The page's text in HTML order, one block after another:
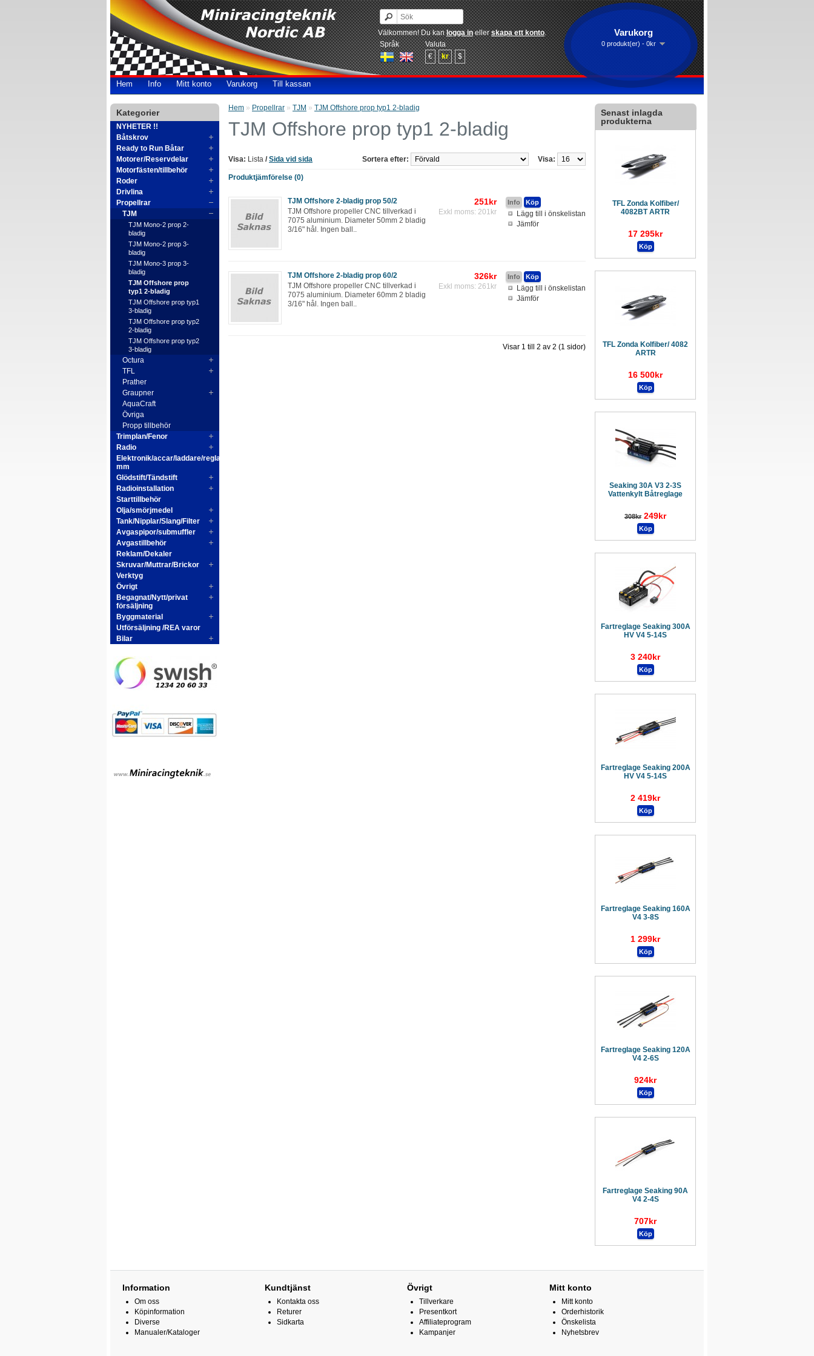
Språk
Valuta
€
kr $
Varukorg
0 produkt(er) - 0kr
Välkommen! Du kanlogga inellerskapa ett konto.
Hem Info Mitt konto Varukorg Till kassan
Kategorier
NYHETER !!
Båtskrov
Ready to Run Båtar
Motorer/Reservdelar
Motorfästen/tillbehör
Roder
Drivlina
Propellrar
TJM
TJM Mono-2 prop 2-
bladig
TJM Mono-2 prop 3-
bladig
TJM Mono-3 prop 3-
bladig
TJM Offshore prop
typ1 2-bladig
TJM Offshore prop typ1
3-bladig
TJM Offshore prop typ2
2-bladig
TJM Offshore prop typ2
3-bladig
Octura
TFL
Prather
Graupner
AquaCraft
Övriga
Propp tillbehör
Trimplan/Fenor
Radio
Elektronik/accar/laddare/reglage
mm
Glödstift/Tändstift
Radioinstallation
Starttillbehör
Olja/smörjmedel
Tank/Nipplar/Slang/Filter
Avgaspipor/submuffler
Avgastillbehör
Reklam/Dekaler
Skruvar/Muttrar/Brickor
Verktyg
Övrigt
Begagnat/Nytt/privat
försäljning
Byggmaterial
Utförsäljning /REA varor
Bilar
Senast inlagda
produkterna
TFL Zonda Kolfiber/
4082BT ARTR
17 295kr
TFL Zonda Kolfiber/ 4082
ARTR
16 500kr
Seaking 30A V3 2-3S
Vattenkylt Båtreglage
308kr 249kr
Fartreglage Seaking 300A
HV V4 5-14S
3 240kr
Fartreglage Seaking 200A
HV V4 5-14S
2 419kr
Fartreglage Seaking 160A
V4 3-8S
1 299kr
Fartreglage Seaking 120A
V4 2-6S
924kr
Fartreglage Seaking 90A
V4 2-4S
707kr
Hem » Propellrar » TJM » TJM Offshore prop typ1 2-bladig
TJM Offshore prop typ1 2-bladig
Visa: Lista / Sida vid sida Visa:
Sortera efter:
Produktjämförelse (0)
Lägg till i önskelistan
Jämför
251kr
Exkl moms: 201kr
TJM Offshore 2-bladig prop 50/2
TJM Offshore propeller CNC tillverkad i
7075 aluminium. Diameter 50mm 2 bladig
3/16" hål. Ingen ball..
Lägg till i önskelistan
Jämför
326kr
Exkl moms: 261kr
TJM Offshore 2-bladig prop 60/2
TJM Offshore propeller CNC tillverkad i
7075 aluminium. Diameter 60mm 2 bladig
3/16" hål. Ingen ball..
Visar 1 till 2 av 2 (1 sidor)
Information
Om oss
Köpinformation
Diverse
Manualer/Kataloger
Kundtjänst
Kontakta oss
Returer
Sidkarta
Övrigt
Tillverkare
Presentkort
Affiliateprogram
Kampanjer
Mitt konto
Mitt konto
Orderhistorik
Önskelista
Nyhetsbrev